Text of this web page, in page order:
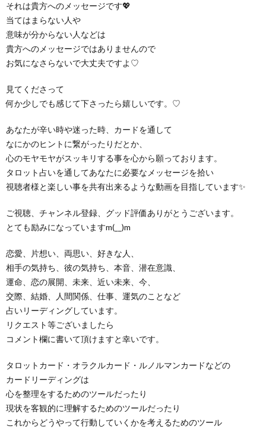
それは貴方へのメッセージです💖
当てはまらない人や
意味が分からない人などは
貴方へのメッセージではありませんので
お気になさらないで大丈夫ですよ♡
見てくださって
何か少しでも感じて下さったら嬉しいです。♡
あなたが辛い時や迷った時、カードを通して
なにかのヒントに繋がったりだとか、
心のモヤモヤがスッキリする事を心から願っております。
タロット占いを通してあなたに必要なメッセージを拾い
視聴者様と楽しい事を共有出来るような動画を目指しています✨
ご視聴、チャンネル登録、グッド評価ありがとうございます。
とても励みになっていますm(__)m
恋愛、片想い、両思い、好きな人、
相手の気持ち、彼の気持ち、本音、潜在意識、
運命、恋の展開、未来、近い未来、今、
交際、結婚、人間関係、仕事、運気のことなど
占いリーディングしています。
リクエスト等ございましたら
コメント欄に書いて頂けますと幸いです。
タロットカード・オラクルカード・ルノルマンカードなどの
カードリーディングは
心を整理をするためのツールだったり
現状を客観的に理解するためのツールだったり
これからどうやって行動していくかを考えるためのツール